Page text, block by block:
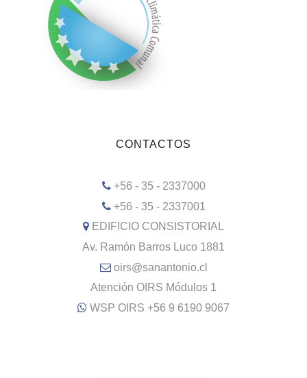
CONTACTOS
+56 - 35 - 2337000
+56 - 35 - 2337001
EDIFICIO CONSISTORIAL
Av. Ramón Barros Luco 1881
oirs@sanantonio.cl
Atención OIRS Módulos 1
WSP OIRS +56 9 6190 9067